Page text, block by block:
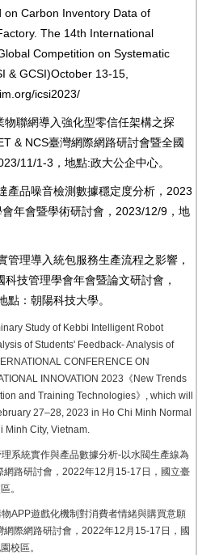
on Carbon Inventory Data of
The 14th International
Competition on Systematic
& GCSI)October 13-15,
icsi2023/
物聯網導入強化型零信任架構之探
& NCS臺灣網際網路研討會暨全國
11/1-3 ，地點:政大公企中心。
產品噪音檢測數據穩定度分析， 2023
年會暨學術研討會， 2023/12/9 ，地
管理導入統包服務生產流程之影響，
科技管理學會年會暨論文研討會，
點：朝陽科技大學。
Study of Kebbi Intelligent Robot
of Students' Feedback- Analysis of
CONFERENCE ON
INNOVATION 2023《New Trends
and Training Technologies》, which will
27–28, 2023 in Ho Chi Minh Normal
Minh City, Vietnam.
系統實作與產品數據分析-以水閥生產線為
網路研討會，2022年12月15-17日，國立臺
。
APP遊戲化機制對消費者情緒與購買意願
網際網路研討會，2022年12月15-17日，國
校區。